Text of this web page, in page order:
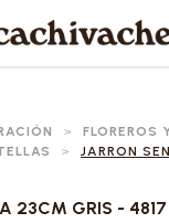
> FLOREROS
>
JARRON
23CM GRIS -